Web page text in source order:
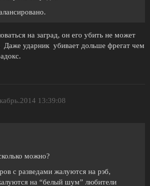
на заград, он его убить не может
Даже ударник убивает дольше фрегат чем
13:39:08
можно?
с разведами жалуются на рэб,
на “белый шум” любители